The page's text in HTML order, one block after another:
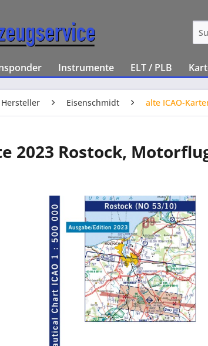
Instrumente ELT / PLB
Hersteller Eisenschmidt alte ICAO-
2023 Rostock,